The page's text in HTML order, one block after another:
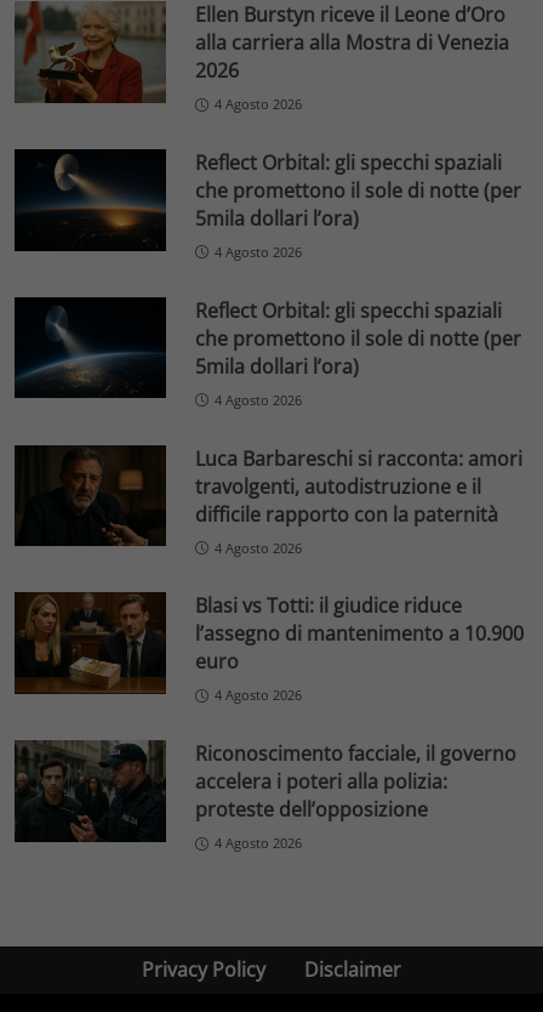
Ellen Burstyn riceve il Leone d’Oro
alla carriera alla Mostra di Venezia
2026
4 Agosto 2026
Reflect Orbital: gli specchi spaziali
che promettono il sole di notte (per
5mila dollari l’ora)
4 Agosto 2026
Reflect Orbital: gli specchi spaziali
che promettono il sole di notte (per
5mila dollari l’ora)
4 Agosto 2026
Luca Barbareschi si racconta: amori
travolgenti, autodistruzione e il
difficile rapporto con la paternità
4 Agosto 2026
Blasi vs Totti: il giudice riduce
l’assegno di mantenimento a 10.900
euro
4 Agosto 2026
Riconoscimento facciale, il governo
accelera i poteri alla polizia:
proteste dell’opposizione
4 Agosto 2026
Privacy Policy Disclaimer